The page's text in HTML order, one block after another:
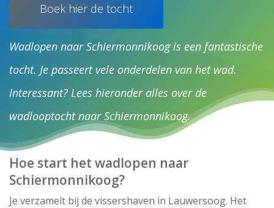
Boek hier de tocht
Wadlopen naar Schiermonnikoog is een fantastische
tocht. Je passeert vele onderdelen van het wad.
Interessant? Lees hieronder alles over de
wadlooptocht naar Schiermonnikoog.
Hoe start het wadlopen naar
Schiermonnikoog?
Je verzamelt bij de vissershaven in Lauwersoog. Het